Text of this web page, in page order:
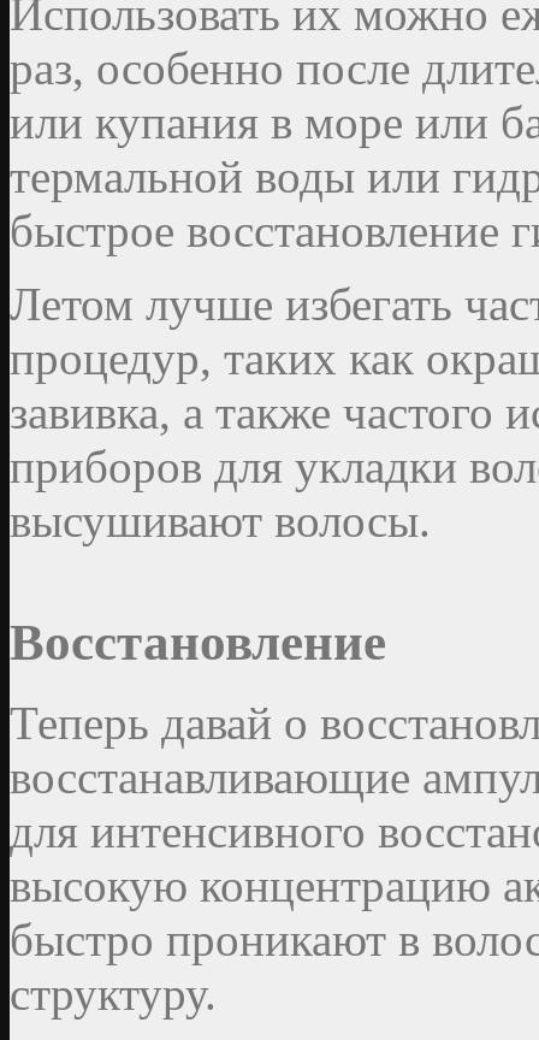
Использовать их можно
раз, особенно после
или купания в море или
термальной воды или
быстрое восстановление
Летом лучше избегать
процедур, таких как
завивка, а также частого
приборов для укладки
высушивают волосы.
Восстановление
Теперь давай о
восстанавливающие
для интенсивного
высокую концентрацию
быстро проникают в
структуру.